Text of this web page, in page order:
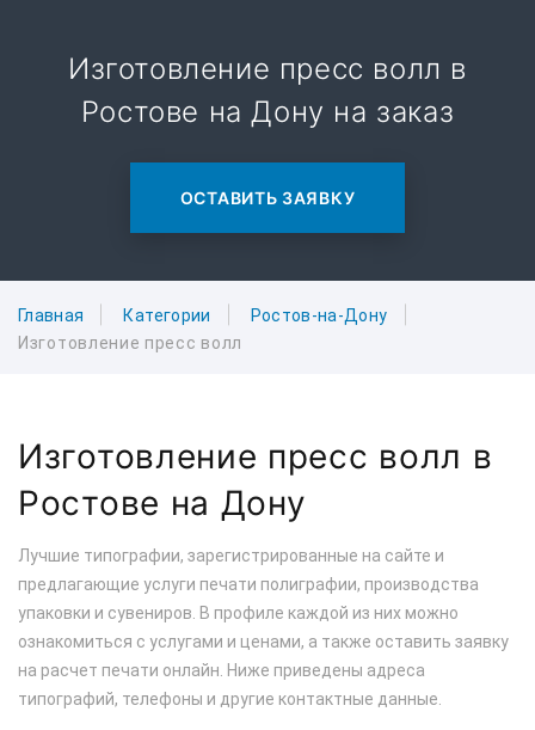
Изготовление пресс волл в
Ростове на Дону на заказ
ОСТАВИТЬ ЗАЯВКУ
Главная Категории
Ростов-на-Дону
Изготовление пресс волл
Изготовление пресс волл в
Ростове на Дону
Лучшие типографии, зарегистрированные на сайте и
предлагающие услуги печати полиграфии, производства
упаковки и сувениров. В профиле каждой из них можно
ознакомиться с услугами и ценами, а также оставить заявку
на расчет печати онлайн. Ниже приведены адреса
типографий, телефоны и другие контактные данные.